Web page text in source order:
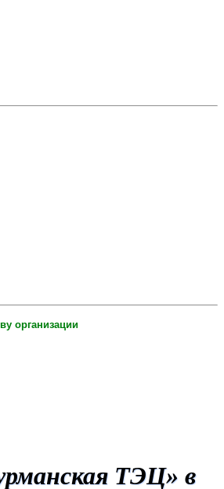
и индивидуальных
ТЭЦ» в